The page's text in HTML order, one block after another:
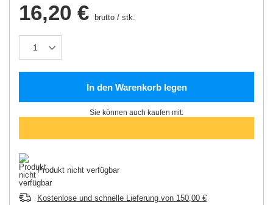
16,20 € brutto / stk.
In den Warenkorb legen
Sie können auch kaufen mit:
Produkt nicht verfügbar
Kostenlose und schnelle Lieferung von 150,00 €